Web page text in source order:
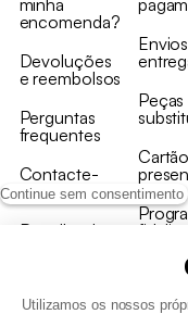
Continue sem consentimento
Utilizamos os nossos
encomenda?
Devoluções
e reembolsos
Perguntas
frequentes
Contacte-
nos
Recolha de
Peças
Cartão